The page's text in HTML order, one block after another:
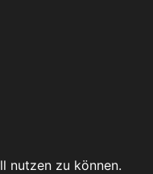
nutzen zu können.